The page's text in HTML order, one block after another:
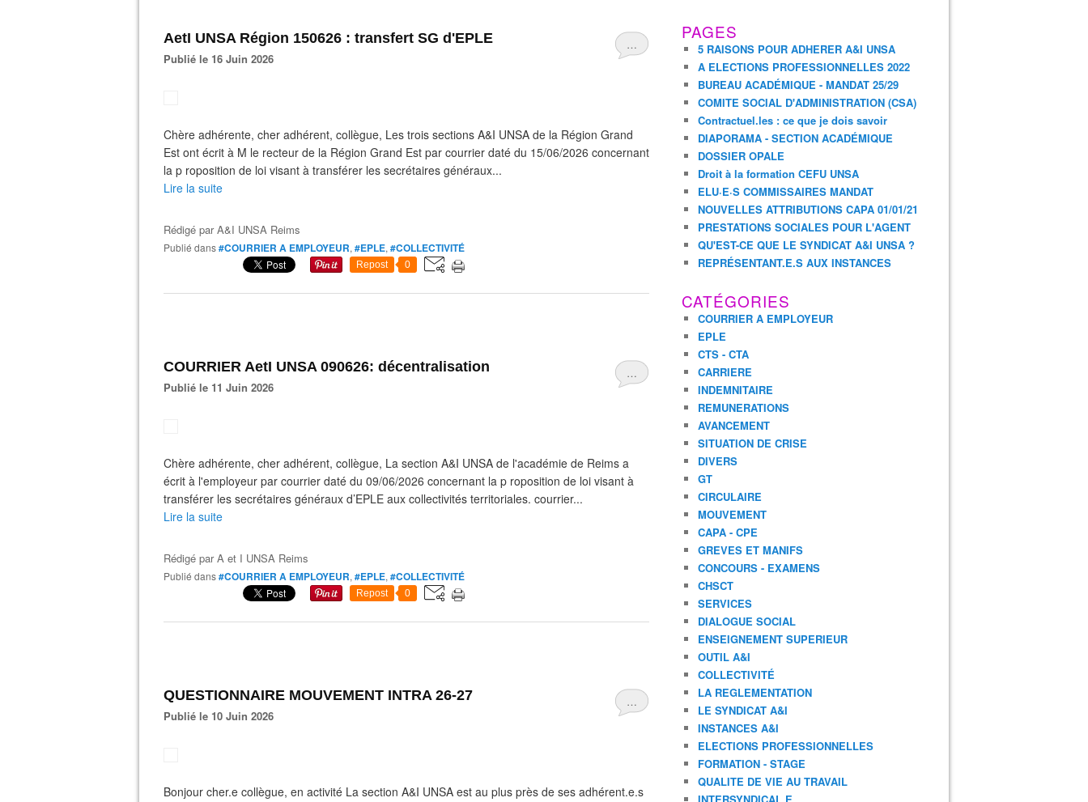
…
AetI UNSA Région 150626 : transfert SG d'EPLE
Publié le 16 Juin 2026
Chère adhérente, cher adhérent, collègue, Les trois sections A&I UNSA de la Région Grand
Est ont écrit à M le recteur de la Région Grand Est par courrier daté du 15/06/2026 concernant
la p roposition de loi visant à transférer les secrétaires généraux...
Lire la suite
Rédigé parA&I UNSA Reims
Publié dans#COURRIER A EMPLOYEUR, #EPLE, #COLLECTIVITÉ
Repost 0
…
COURRIER AetI UNSA 090626: décentralisation
Publié le 11 Juin 2026
Chère adhérente, cher adhérent, collègue, La section A&I UNSA de l'académie de Reims a
écrit à l'employeur par courrier daté du 09/06/2026 concernant la p roposition de loi visant à
transférer les secrétaires généraux d’EPLE aux collectivités territoriales. courrier...
Lire la suite
Rédigé parA et I UNSA Reims
Publié dans#COURRIER A EMPLOYEUR, #EPLE, #COLLECTIVITÉ
Repost 0
…
QUESTIONNAIRE MOUVEMENT INTRA 26-27
Publié le 10 Juin 2026
Bonjour cher.e collègue, en activité La section A&I UNSA est au plus près de ses adhérent.e.s
PAGES
5 RAISONS POUR ADHERER A&I UNSA
A ELECTIONS PROFESSIONNELLES 2022
BUREAU ACADÉMIQUE - MANDAT 25/29
COMITE SOCIAL D'ADMINISTRATION (CSA)
Contractuel.les : ce que je dois savoir
DIAPORAMA - SECTION ACADÉMIQUE
DOSSIER OPALE
Droit à la formation CEFU UNSA
ELU·E·S COMMISSAIRES MANDAT
NOUVELLES ATTRIBUTIONS CAPA 01/01/21
PRESTATIONS SOCIALES POUR L'AGENT
QU'EST-CE QUE LE SYNDICAT A&I UNSA ?
REPRÉSENTANT.E.S AUX INSTANCES
CATÉGORIES
COURRIER A EMPLOYEUR
EPLE
CTS - CTA
CARRIERE
INDEMNITAIRE
REMUNERATIONS
AVANCEMENT
SITUATION DE CRISE
DIVERS
GT
CIRCULAIRE
MOUVEMENT
CAPA - CPE
GREVES ET MANIFS
CONCOURS - EXAMENS
CHSCT
SERVICES
DIALOGUE SOCIAL
ENSEIGNEMENT SUPERIEUR
OUTIL A&I
COLLECTIVITÉ
LA REGLEMENTATION
LE SYNDICAT A&I
INSTANCES A&I
ELECTIONS PROFESSIONNELLES
FORMATION - STAGE
QUALITE DE VIE AU TRAVAIL